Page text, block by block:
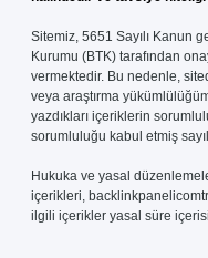
Sitemiz, 5651 Sayılı Kanun
Kurumu (BTK) tarafından
vermektedir. Bu nedenle,
veya araştırma
yazdıkları içeriklerin
sorumluluğu kabul etmiş
Hukuka ve yasal
içerikleri,
ilgili içerikler yasal süre